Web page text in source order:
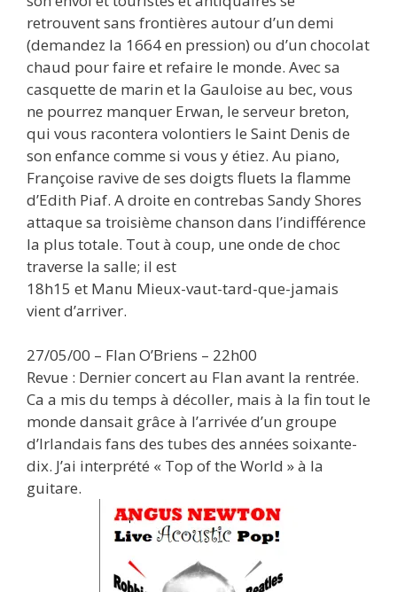
retrouvent sans frontières autour d’un demi
(demandez la 1664 en pression) ou d’un chocolat
chaud pour faire et refaire le monde. Avec sa
casquette de marin et la Gauloise au bec, vous
ne pourrez manquer Erwan, le serveur breton,
qui vous racontera volontiers le Saint Denis de
son enfance comme si vous y étiez. Au piano,
Françoise ravive de ses doigts fluets la flamme
d’Edith Piaf. A droite en contrebas Sandy Shores
attaque sa troisième chanson dans l’indifférence
la plus totale. Tout à coup, une onde de choc
traverse la salle; il est
18h15 et Manu Mieux-vaut-tard-que-jamais
vient d’arriver.
27/05/00 – Flan O’Briens – 22h00
Revue : Dernier concert au Flan avant la rentrée.
Ca a mis du temps à décoller, mais à la fin tout le
monde dansait grâce à l’arrivée d’un groupe
d’Irlandais fans des tubes des années soixante-
dix. J’ai interprété « Top of the World » à la
guitare.